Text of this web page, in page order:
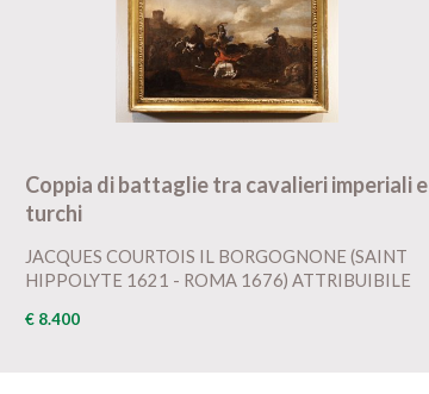
Coppia di battaglie tra cavalieri imperiali e
turchi
JACQUES COURTOIS IL BORGOGNONE (SAINT
HIPPOLYTE 1621 - ROMA 1676) ATTRIBUIBILE
€ 8.400